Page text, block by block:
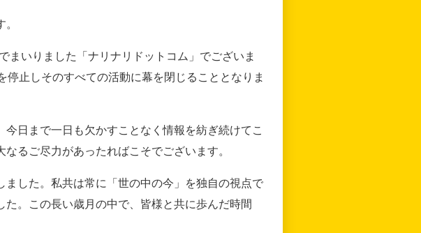
いりました「ナリナリドットコム」でございま
止しそのすべての活動に幕を閉じることとなりま
日まで一日も欠かすことなく情報を紡ぎ続けてこ
るご尽力があったればこそでございます。
した。私共は常に「世の中の今」を独自の視点で
。この長い歳月の中で、皆様と共に歩んだ時間